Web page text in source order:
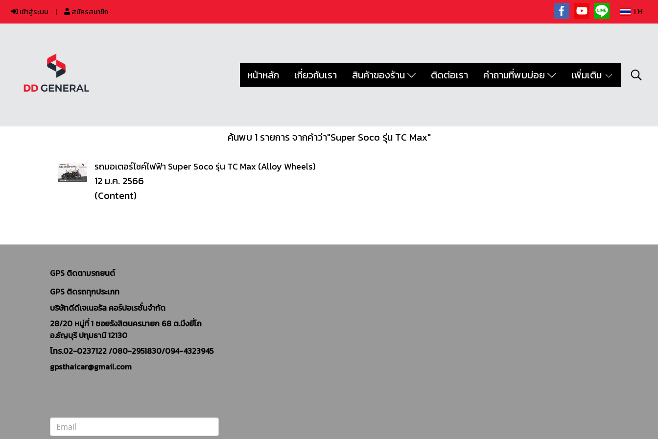
เข้าสู่ระบบ สมัครสมาชิก TH
หน้าหลัก เกี่ยวกับเรา สินค้าของร้าน ติดต่อเรา คำถามที่พบบ่อย เพิ่มเติม
ค้นพบ 1 รายการ จากคำว่า"Super Soco รุ่น TC Max"
รถมอเตอร์ไซค์ไฟฟ้า Super Soco รุ่น TC Max (Alloy Wheels)
12 ม.ค. 2566
(Content)
GPS ติดตามรถยนต์
GPS ติดรถทุกประเภท
บริษัทดีดีเจเนอรัล คอร์ปอเรชั่นจำกัด
28/20 หมู่ที่ 1 ซอยรังสิตนครนายก 68 ต.บึงยี่โถ
อ.ธัญบุรี ปทุมธานี 12130
โทร.02-0237122 /080-2951830/094-4323945
gpsthaicar@gmail.com